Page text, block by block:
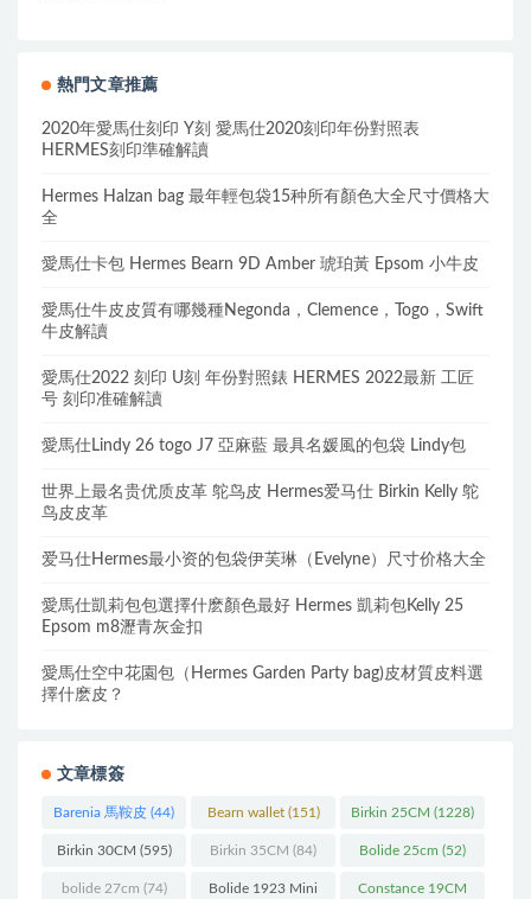
熱門文章推薦
2020年愛馬仕刻印 Y刻 愛馬仕2020刻印年份對照表
HERMES刻印準確解讀
Hermes Halzan bag 最年輕包袋15种所有顏色大全尺寸價格大
全
愛馬仕卡包 Hermes Bearn 9D Amber 琥珀黃 Epsom 小牛皮
愛馬仕牛皮皮質有哪幾種Negonda，Clemence，Togo，Swift
牛皮解讀
愛馬仕2022 刻印 U刻 年份對照錶 HERMES 2022最新 工匠
号 刻印准確解讀
愛馬仕Lindy 26 togo J7 亞麻藍 最具名媛風的包袋 Lindy包
世界上最名贵优质皮革 鸵鸟皮 Hermes爱马仕 Birkin Kelly 鸵
鸟皮皮革
爱马仕Hermes最小资的包袋伊芙琳（Evelyne）尺寸价格大全
愛馬仕凱莉包包選擇什麽顏色最好 Hermes 凱莉包Kelly 25
Epsom m8瀝青灰金扣
愛馬仕空中花園包（Hermes Garden Party bag)皮材質皮料選
擇什麽皮？
文章標簽
Barenia 馬鞍皮 (44) Bearn wallet(151) Birkin 25CM (1228)
Birkin 30CM (595) Birkin 35CM (84) Bolide 25cm (52)
bolide 27cm (74) Bolide 1923 Mini Constance 19CM